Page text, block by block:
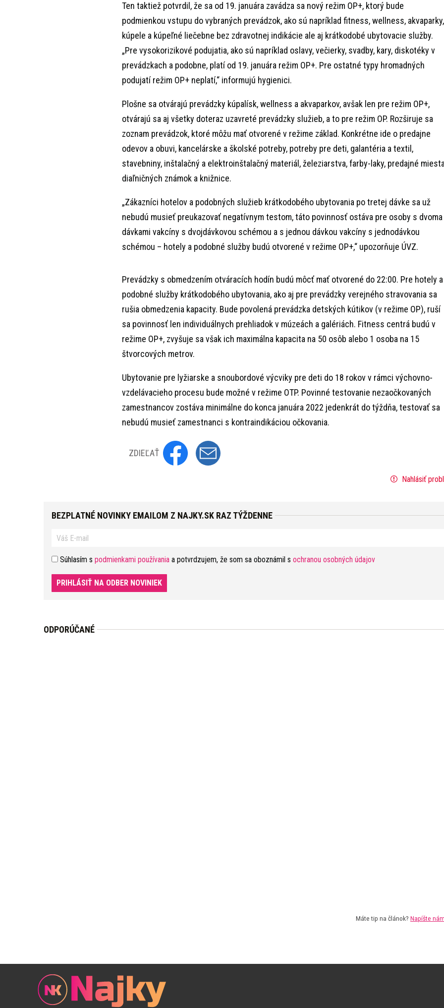
Ten taktiež potvrdil, že sa od 19. januára zavádza sa nový režim OP+, ktorý bude
podmienkou vstupu do vybraných prevádzok, ako sú napríklad fitness, wellness, akvaparky,
kúpele a kúpeľné liečebne bez zdravotnej indikácie ale aj krátkodobé ubytovacie služby.
„Pre vysokorizikové podujatia, ako sú napríklad oslavy, večierky, svadby, kary, diskotéky v
prevádzkach a podobne, platí od 19. januára režim OP+. Pre ostatné typy hromadných
podujatí režim OP+ neplatí,“ informujú hygienici.
Plošne sa otvárajú prevádzky kúpalísk, wellness a akvaparkov, avšak len pre režim OP+,
otvárajú sa aj všetky doteraz uzavreté prevádzky služieb, a to pre režim OP. Rozširuje sa
zoznam prevádzok, ktoré môžu mať otvorené v režime základ. Konkrétne ide o predajne
odevov a obuvi, kancelárske a školské potreby, potreby pre deti, galantéria a textil,
stavebniny, inštalačný a elektroinštalačný materiál, železiarstva, farby-laky, predajné
diaľničných známok a knižnice.
„Zákazníci hotelov a podobných služieb krátkodobého ubytovania po tretej dávke sa už
nebudú musieť preukazovať negatívnym testom, táto povinnosť ostáva pre osoby s dvoma
dávkami vakcíny s dvojdávkovou schémou a s jednou dávkou vakcíny s jednodávkou
schémou – hotely a podobné služby budú otvorené v režime OP+,“ upozorňuje ÚVZ.
Prevádzky s obmedzením otváracích hodín budú môcť mať otvorené do 22:00. Pre hotely a
podobné služby krátkodobého ubytovania, ako aj pre prevádzky verejného stravovania sa
rušia obmedzenia kapacity. Bude povolená prevádzka detských kútikov (v režime OP), ruší
sa povinnosť len individuálnych prehliadok v múzeách a galériách. Fitness centrá budú v
režime OP+, zvyšuje sa však ich maximálna kapacita na 50 osôb alebo 1 osoba na 15
štvorcových metrov.
Ubytovanie pre lyžiarske a snoubordové výcviky pre deti do 18 rokov v rámci výchovno-
vzdelávacieho procesu bude možné v režime OTP. Povinné testovanie nezaočkovaných
zamestnancov zostáva minimálne do konca januára 2022 jedenkrát do týždňa, testovať sa
nebudú musieť zamestnanci s kontraindikáciou očkovania.
ZDIEĽAŤ
Nahlásiť
BEZPLATNÉ NOVINKY EMAILOM Z NAJKY.SK RAZ TÝŽDENNE
Súhlasím s podmienkami používania a potvrdzujem, že som sa oboznámil s ochranou osobných údajov
PRIHLÁSIŤ NA ODBER NOVINIEK
ODPORÚČANÉ
Máte tip na článok? Napíšte